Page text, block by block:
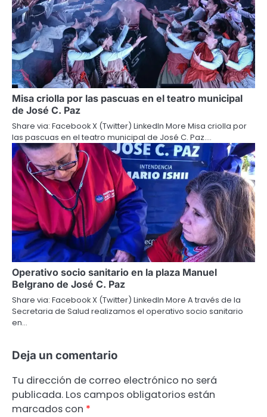
Misa criolla por las pascuas en el teatro municipal
de José C. Paz
Share via: Facebook X (Twitter) LinkedIn More Misa criolla por
las pascuas en el teatro municipal de José C. Paz.…
Operativo socio sanitario en la plaza Manuel
Belgrano de José C. Paz
Share via: Facebook X (Twitter) LinkedIn More A través de la
Secretaria de Salud realizamos el operativo socio sanitario
en…
Deja un comentario
Tu dirección de correo electrónico no será
publicada. Los campos obligatorios están
marcados con *